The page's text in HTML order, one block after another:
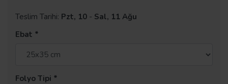
Teslim Tarihi: Pzt, 10 - Sal, 11 Ağu
Ebat
Folyo Tipi